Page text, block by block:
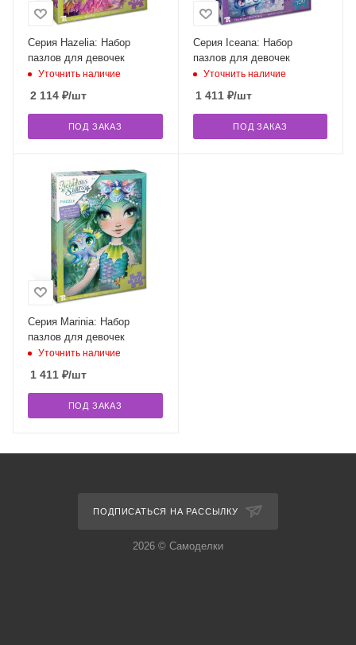
Серия Hazelia: Набор
пазлов для девочек
Уточнить наличие
2 114 ₽/шт
ПОД ЗАКАЗ
Серия Iceana: Набор
пазлов для девочек
Уточнить наличие
1 411₽/шт
ПОД ЗАКАЗ
Серия Marinia: Набор
пазлов для девочек
Уточнить наличие
1 411 ₽/шт
ПОД ЗАКАЗ
ПОДПИСАТЬСЯ НА РАССЫЛКУ
2026 © Самоделки